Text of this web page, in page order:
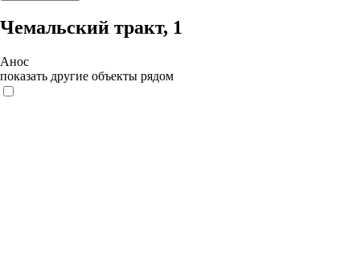
Чемальский тракт, 1
Анос
показать другие объекты рядом